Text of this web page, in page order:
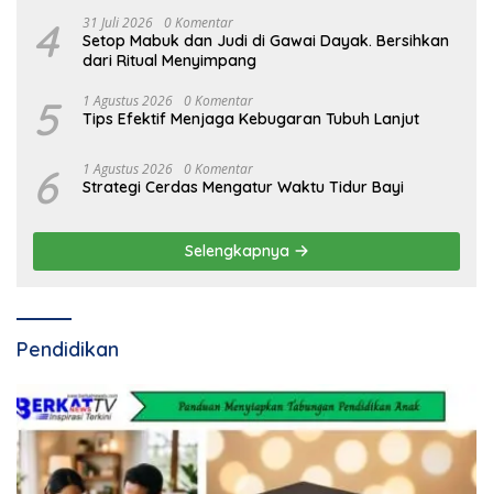
4 31 Juli 2026 0 Komentar
Setop Mabuk dan Judi di Gawai Dayak. Bersihkan
dari Ritual Menyimpang
5 1 Agustus 2026 0 Komentar
Tips Efektif Menjaga Kebugaran Tubuh Lanjut
6 1 Agustus 2026 0 Komentar
Strategi Cerdas Mengatur Waktu Tidur Bayi
Selengkapnya
Pendidikan